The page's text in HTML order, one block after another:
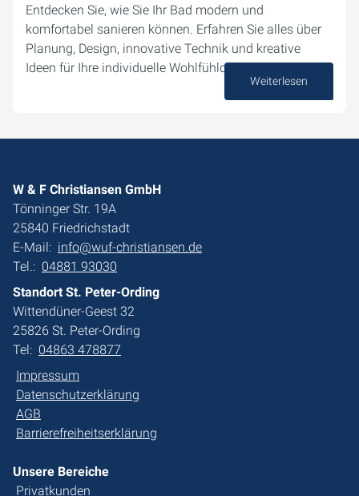
Entdecken Sie, wie Sie Ihr Bad modern und
komfortabel sanieren können. Erfahren Sie alles über
Planung, Design, innovative Technik und kreative
Ideen für Ihre individuelle Wohlfühloase.
Weiterlesen
W & F Christiansen GmbH
Tönninger Str. 19A
25840 Friedrichstadt
E-Mail: info@wuf-christiansen.de
Tel.: 04881 93030
Standort St. Peter-Ording
Wittendüner-Geest 32
25826 St. Peter-Ording
Tel: 04863 478877
Impressum
Datenschutzerklärung
AGB
Barrierefreiheitserklärung
Unsere Bereiche
Privatkunden